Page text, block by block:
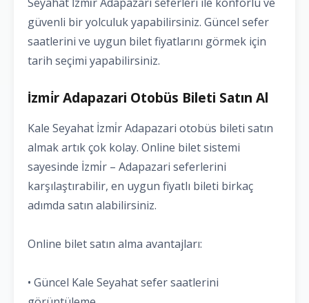
güvenli bir yolculuk yapabilirsiniz. Güncel sefer
saatlerini ve uygun bilet fiyatlarını görmek için
tarih seçimi yapabilirsiniz.
İzmi̇r Adapazari Otobüs Bileti Satın Al
Kale Seyahat İzmi̇r Adapazari otobüs bileti satın
almak artık çok kolay. Online bilet sistemi
sayesinde İzmi̇r – Adapazari seferlerini
karşılaştırabilir, en uygun fiyatlı bileti birkaç
adımda satın alabilirsiniz.
Online bilet satın alma avantajları:
• Güncel Kale Seyahat sefer saatlerini